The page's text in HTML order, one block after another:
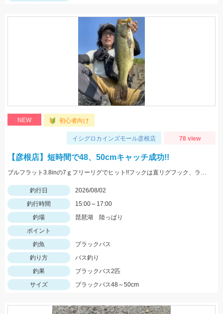
NEW 初心者向け
イシグロカインズモール彦根店 78 view
【彦根店】短時間で48、50cmキャッチ成功!!
ブルフラット3.8inの7ｇフリーリグでヒット!!フックは直リグフック、ラインはツリノフロロがオススメです!!カバー撃ちが熱い時期になってきましたよ♪
釣行日
2026/08/02
釣行時間
15:00～17:00
釣場
琵琶湖 陸っぱり
ポイント
釣魚
ブラックバス
釣り方
バス釣り
釣果
ブラックバス2匹
サイズ
ブラックバス48～50cm